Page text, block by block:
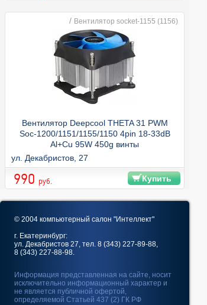
/ Вентилятор socket-1155 (1156)
Вентилятор Deepcool THETA 31 PWM
Soc-1200/1151/1155/1150 4pin 18-33dB
Al+Cu 95W 450g винты
ул. Декабристов, 27
990 руб. Купить
© 2004 компьютерный салон "Интеллект"
г. Екатеринбург:
ул. Декабристов 27, тел. 8 (343) 227-89-88,
8 (343) 227-88-98.
Информация представленная на сайте, носит
исключительно информационный характер и
не является публичной офертой,
определяемой Статьей 437 (2) ГК РФ